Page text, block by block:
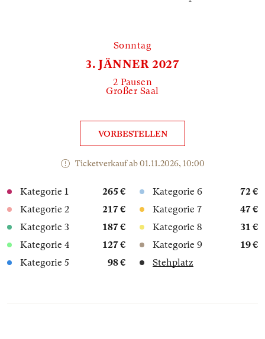
Sonntag
3. JÄNNER 2027
2 Pausen
Großer Saal
VORBESTELLEN
Ticketverkauf ab 01.11.2026, 10:00
Kategorie 1
265 €
Kategorie 2
217 €
Kategorie 3
187 €
Kategorie 4
127 €
Kategorie 5
98 €
Kategorie 6
72 €
Kategorie 7
47 €
Kategorie 8
31 €
Kategorie 9
19 €
Stehplatz